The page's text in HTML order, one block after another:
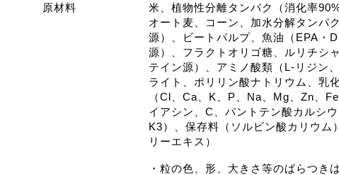
原材料
米、植物性分離タンパク（消化率
オート麦、コーン、加水分解タンパ
源）、ビートパルプ、魚油（EPA・
源）、フラクトオリゴ糖、ルリチシ
テイン源）、アミノ酸類（L-リジン
ライト、ポリリン酸ナトリウム、乳
（Cl、Ca、K、P、Na、Mg、Zn、
イアシン、C、パントテン酸カルシ
K3）、保存料（ソルビン酸カリウム
リーエキス）
・粒の色、形、大きさ等のばらつき